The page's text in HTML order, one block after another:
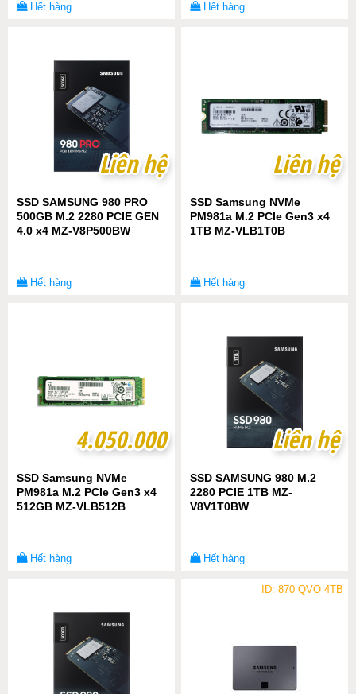
Hết hàng Hết hàng
Liên hệ
Liên hệ
SSD SAMSUNG 980 PRO
500GB M.2 2280 PCIE GEN
4.0 x4 MZ-V8P500BW
Hết hàng
Liên hệ
Liên hệ
SSD Samsung NVMe
PM981a M.2 PCIe Gen3 x4
1TB MZ-VLB1T0B
Hết hàng
4.050.000
4.050.000
SSD Samsung NVMe
PM981a M.2 PCIe Gen3 x4
512GB MZ-VLB512B
Hết hàng
Liên hệ
Liên hệ
SSD SAMSUNG 980 M.2
2280 PCIE 1TB MZ-
V8V1T0BW
Hết hàng
ID: 870 QVO 4TB